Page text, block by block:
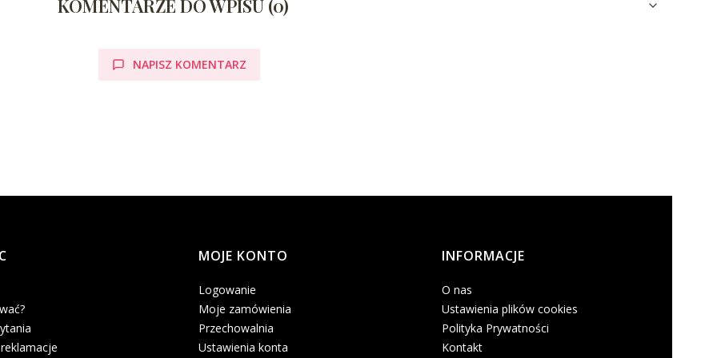
KOMENTARZE DO WPISU (0)
NAPISZ KOMENTARZ
MOJE KONTO
Logowanie
Moje zamówienia
Przechowalnia
Ustawienia konta
INFORMACJE
O nas
Ustawienia plików cookies
Polityka Prywatności
Kontakt